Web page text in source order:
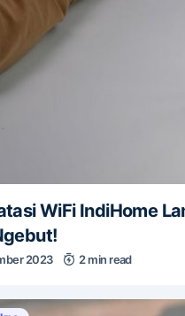
WiFi IndiHome
2023 2 min read